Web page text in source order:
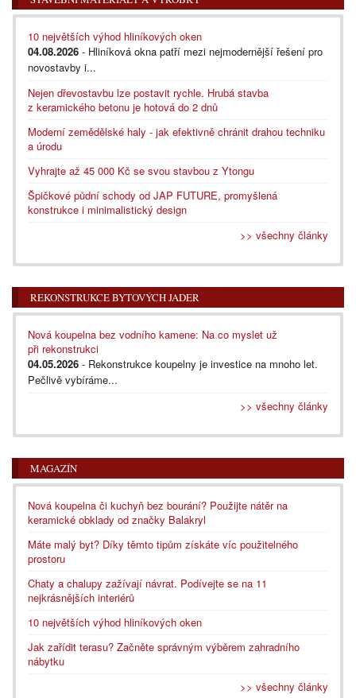
10 největších výhod hliníkových oken
04.08.2026 - Hliníková okna patří mezi nejmodernější řešení pro
novostavby i...
Nejen dřevostavbu lze postavit rychle. Hrubá stavba
z keramického betonu je hotová do 2 dnů
Moderní zemědělské haly - jak efektivně chránit drahou techniku
a úrodu
Vyhrajte až 45 000 Kč se svou stavbou z Ytongu
Špičkové půdní schody od JAP FUTURE, promyšlená
konstrukce i minimalistický design
>> všechny články
REKONSTRUKCE BYTOVÝCH JADER
Nová koupelna bez vodního kamene: Na co myslet už
při rekonstrukci
04.05.2026 - Rekonstrukce koupelny je investice na mnoho let.
Pečlivě vybíráme...
>> všechny články
MAGAZÍN
Nová koupelna či kuchyň bez bourání? Použijte nátěr na
keramické obklady od značky Balakryl
Máte malý byt? Díky těmto tipům získáte víc použitelného
prostoru
Chaty a chalupy zažívají návrat. Podívejte se na 11
nejkrásnějších interiérů
10 největších výhod hliníkových oken
Jak zařídit terasu? Začněte správným výběrem zahradního
nábytku
>> všechny články